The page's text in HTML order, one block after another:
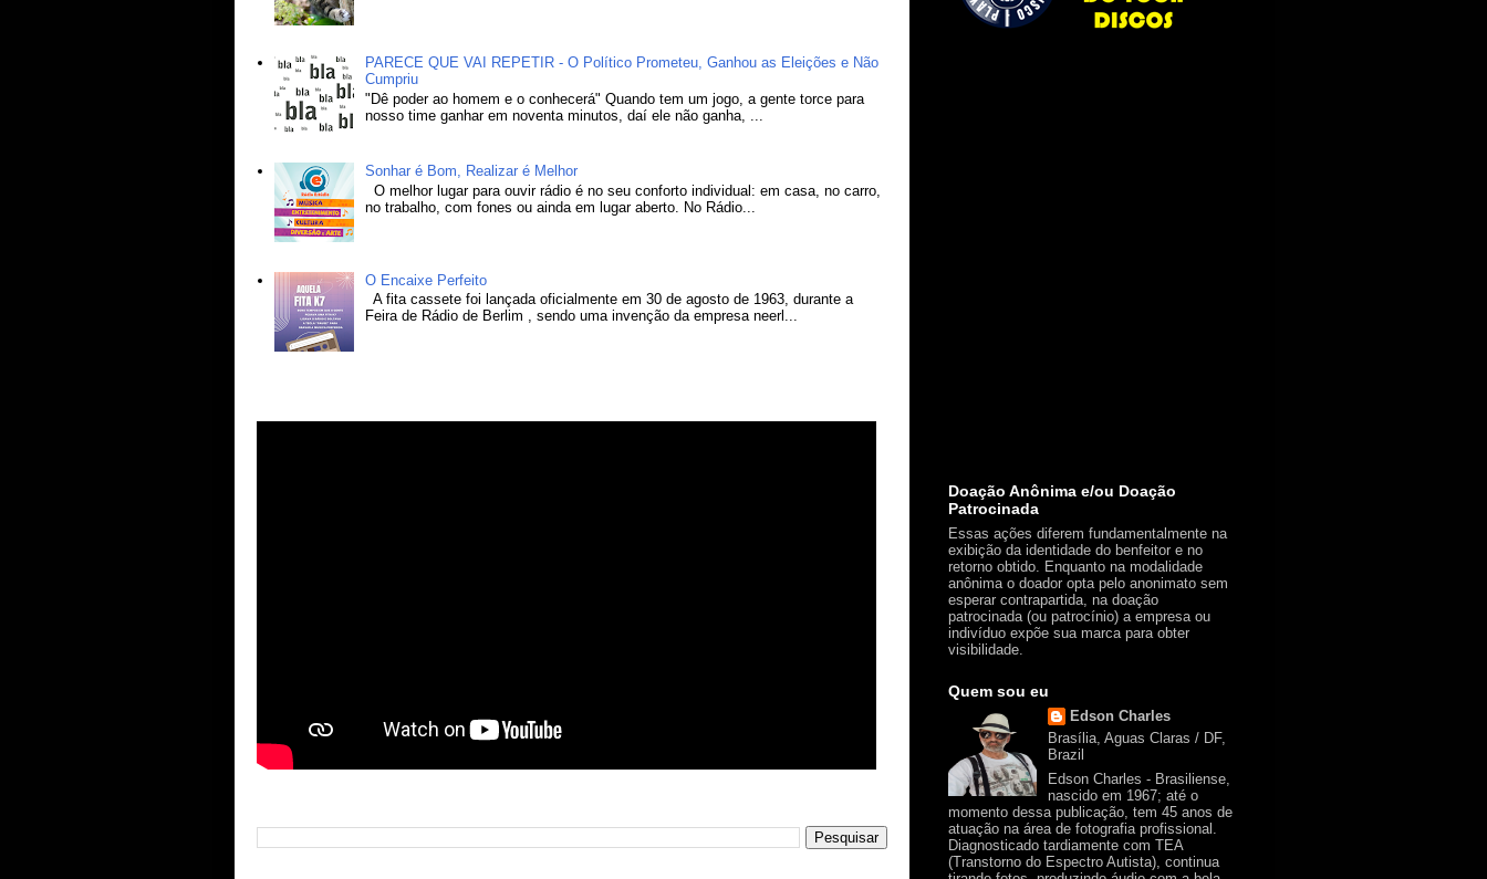
PARECE QUE VAI REPETIR - O Político Prometeu, Ganhou as Eleições e Não
Cumpriu
"Dê poder ao homem e o conhecerá" Quando tem um jogo, a gente torce para
nosso time ganhar em noventa minutos, daí ele não ganha, ...
Sonhar é Bom, Realizar é Melhor
O melhor lugar para ouvir rádio é no seu conforto individual: em casa, no carro,
no trabalho, com fones ou ainda em lugar aberto. No Rádio...
O Encaixe Perfeito
A fita cassete foi lançada oficialmente em 30 de agosto de 1963, durante a
Feira de Rádio de Berlim , sendo uma invenção da empresa neerl...
Doação Anônima e/ou Doação
Patrocinada
Essas ações diferem fundamentalmente na
exibição da identidade do benfeitor e no
retorno obtido. Enquanto na modalidade
anônima o doador opta pelo anonimato sem
esperar contrapartida, na doação
patrocinada (ou patrocínio) a empresa ou
indivíduo expõe sua marca para obter
visibilidade.
Quem sou eu
Edson Charles
Brasília, Aguas Claras / DF,
Brazil
Edson Charles - Brasiliense,
nascido em 1967; até o
momento dessa publicação, tem 45 anos de
atuação na área de fotografia profissional.
Diagnosticado tardiamente com TEA
(Transtorno do Espectro Autista), continua